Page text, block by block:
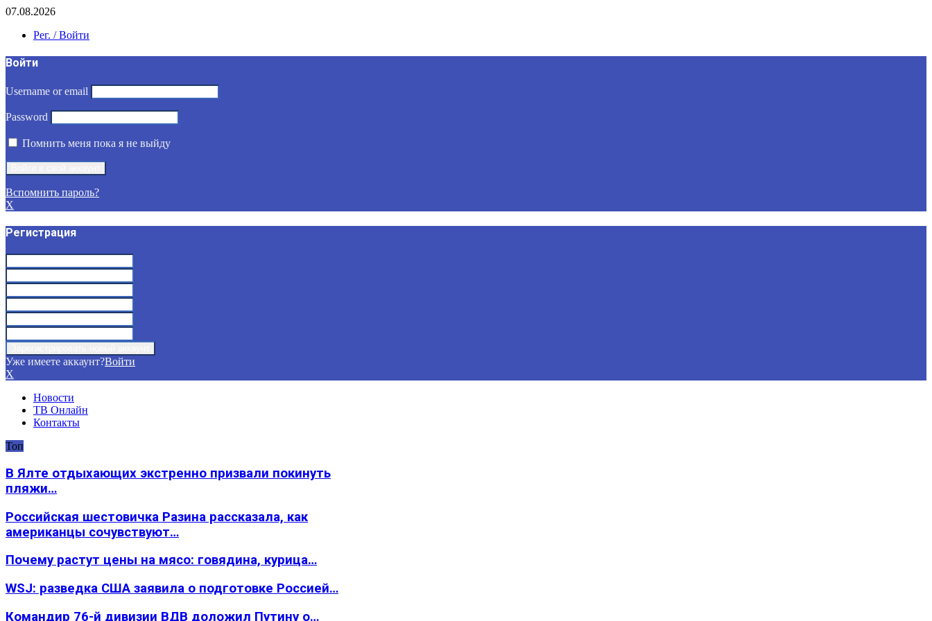
07.08.2026
Рег. / Войти
Войти
Username or email
Password
Помнить меня пока я не выйду
Вспомнить пароль?
X
Регистрация
Уже имеете аккаунт?Войти
X
Новости
ТВ Онлайн
Контакты
Топ
В Ялте отдыхающих экстренно призвали покинуть
пляжи…
Российская шестовичка Разина рассказала, как
американцы сочувствуют…
Почему растут цены на мясо: говядина, курица…
WSJ: разведка США заявила о подготовке Россией…
Командир 76-й дивизии ВДВ доложил Путину о…